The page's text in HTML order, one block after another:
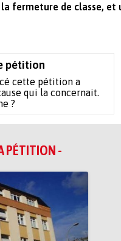
fermeture de classe, et
pétition
cette pétition a
qui la concernait.
?
PÉTITION -